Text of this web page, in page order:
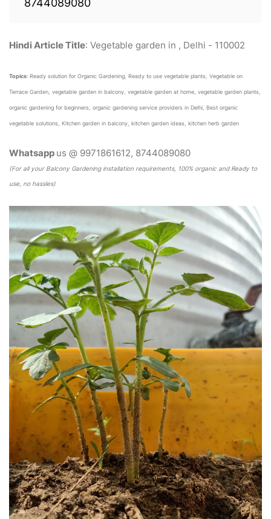
8744089080
Hindi Article Title: Vegetable garden in , Delhi - 110002
Topics: Ready solution for Organic Gardening, Ready to use vegetable plants, Vegetable on
Terrace Garden, vegetable garden in balcony, vegetable garden at home, vegetable garden plants,
organic gardening for beginners, organic gardening service providers in Delhi, Best organic
vegetable solutions, Kitchen garden in balcony, kitchen garden ideas, kitchen herb garden
Whatsapp us @ 9971861612, 8744089080
(For all your Balcony Gardening installation requirements, 100% organic and Ready to
use, no hassles)